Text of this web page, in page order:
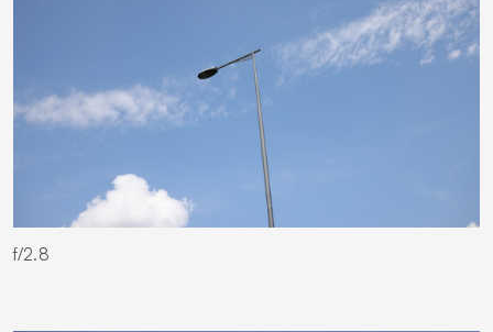
f/2.8